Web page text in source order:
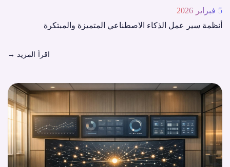
5 فبراير 2026
أنظمة سير عمل الذكاء الاصطناعي المتميزة والمبتكرة
اقرأ المزيد →